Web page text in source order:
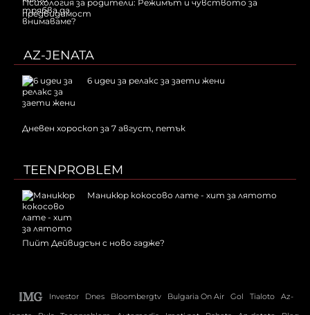
Психология за родители: Режимът и чувството за
предвидимост
AZ-JENATA
6 идеи за релакс за заети жени
Дневен хороскоп за 7 август, петък
TEENPROBLEM
Маникюр кокосово лате - хит за лятото
Пийт Дейвидсън с ново гадже?
Investor Dnes Bloombergtv Bulgaria On Air Gol Tialoto
Az-